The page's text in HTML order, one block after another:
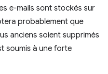
e-mails sont stockés sur
probablement que
anciens soient supprimés
soumis à une forte